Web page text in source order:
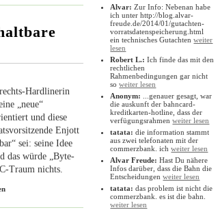
Hardlinerin
„neue“
und diese
Enjott
sei: seine Idee
würde „ Byte-
Traum nichts.
Alvar: Zur Info: Nebenan habe
ich unter http://blog.alvar-
freude.de/2014/01/gutachten-
vorratsdatenspeicherung.html
ein technisches Gutachtenweiter
lesen
Robert L.: Ich finde das mit den
rechtlichen
Rahmenbedingungen gar nicht
soweiter lesen
Anonym:
...genauer gesagt, war
die auskunft der bahncard-
kreditkarten-hotline, dass der
verfügungsrahmenweiter lesen
tatata: die information stammt
aus zwei telefonaten mit der
commerzbank. ichweiter lesen
Alvar Freude: Hast Du nähere
Infos darüber, dass die Bahn die
Entscheidungenweiter lesen
tatata: das problem ist nicht die
commerzbank. es ist die bahn.
weiter lesen